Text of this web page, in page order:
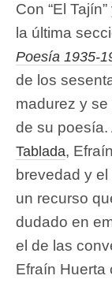
Con “El
la última
Poesía 1935-
de los
madurez y se
de su poesía.
Tablada,
brevedad y
un recurso
dudado en
el de las
Efraín Huerta